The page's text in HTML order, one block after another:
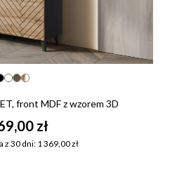
front MDF z wzorem 3D
zł
z 30 dni: 1 369,00 zł